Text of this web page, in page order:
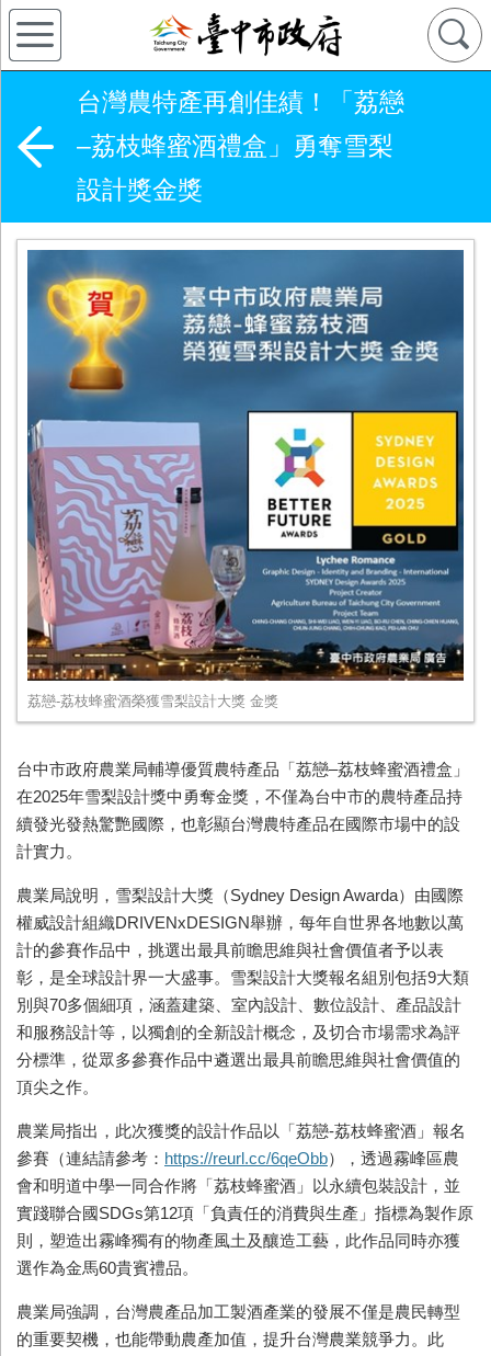
台灣農特產再創佳績！「荔戀
–荔枝蜂蜜酒禮盒」勇奪雪梨
設計獎金獎
荔戀-荔枝蜂蜜酒榮獲雪梨設計大獎 金獎
台中市政府農業局輔導優質農特產品「荔戀–荔枝蜂蜜酒禮盒」
在2025年雪梨設計獎中勇奪金獎，不僅為台中市的農特產品持
續發光發熱驚艷國際，也彰顯台灣農特產品在國際市場中的設
計實力。
農業局說明，雪梨設計大獎（Sydney Design Awarda）由國際
權威設計組織DRIVENxDESIGN舉辦，每年自世界各地數以萬
計的參賽作品中，挑選出最具前瞻思維與社會價值者予以表
彰，是全球設計界一大盛事。雪梨設計大獎報名組別包括9大類
別與70多個細項，涵蓋建築、室內設計、數位設計、產品設計
和服務設計等，以獨創的全新設計概念，及切合市場需求為評
分標準，從眾多參賽作品中遴選出最具前瞻思維與社會價值的
頂尖之作。
農業局指出，此次獲獎的設計作品以「荔戀-荔枝蜂蜜酒」報名
參賽（連結請參考： https://reurl.cc/6qeObb），透過霧峰區農
會和明道中學一同合作將「荔枝蜂蜜酒」以永續包裝設計，並
實踐聯合國SDGs第12項「負責任的消費與生產」指標為製作原
則，塑造出霧峰獨有的物產風土及釀造工藝，此作品同時亦獲
選作為金馬60貴賓禮品。
農業局強調，台灣農產品加工製酒產業的發展不僅是農民轉型
的重要契機，也能帶動農產加值，提升台灣農業競爭力。此